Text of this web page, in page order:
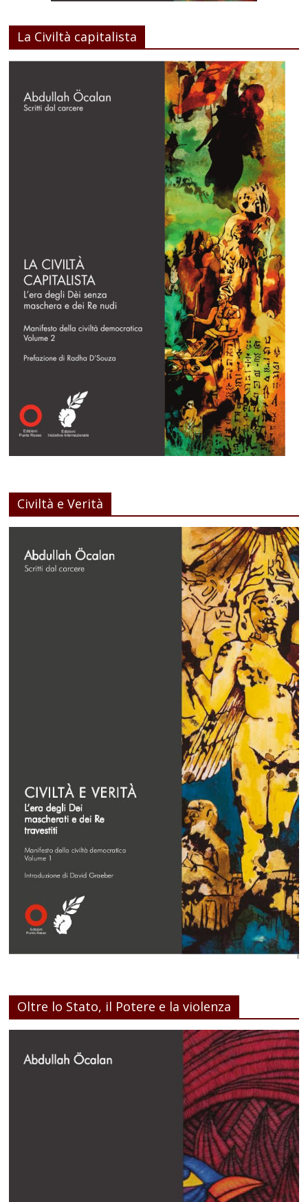
La Civiltà capitalista
Civiltà e Verità
Oltre lo Stato, il Potere e la violenza